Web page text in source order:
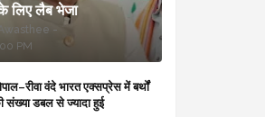
के लिए लैब भेजा
PM
वंदे भारत एक्सप्रेस में बर्थों
संख्या डबल से ज्यादा हुई